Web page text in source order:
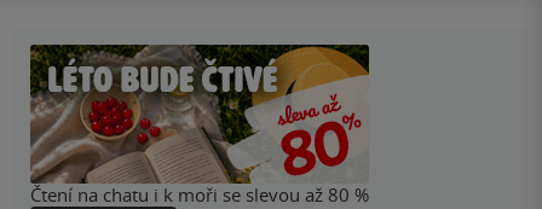
Čtení na chatu i k moři se slevou až 80 %